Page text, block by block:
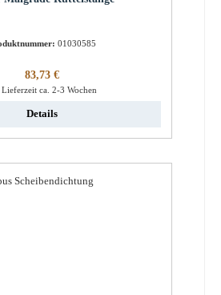
01030585
Regulärer Preis:
83,73 €
Lieferzeit ca. 2-3 Wochen
Details